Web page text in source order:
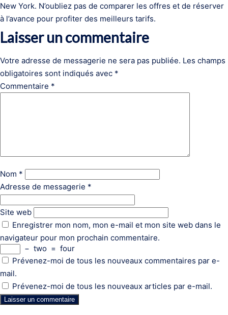
New York. N’oubliez pas de comparer les offres et de réserver
à l’avance pour profiter des meilleurs tarifs.
Laisser un commentaire
Votre adresse de messagerie ne sera pas publiée. Les champs
obligatoires sont indiqués avec *
Commentaire *
Nom *
Adresse de messagerie *
Site web
Enregistrer mon nom, mon e-mail et mon site web dans le
navigateur pour mon prochain commentaire.
− two = four
Prévenez-moi de tous les nouveaux commentaires par e-
mail.
Prévenez-moi de tous les nouveaux articles par e-mail.